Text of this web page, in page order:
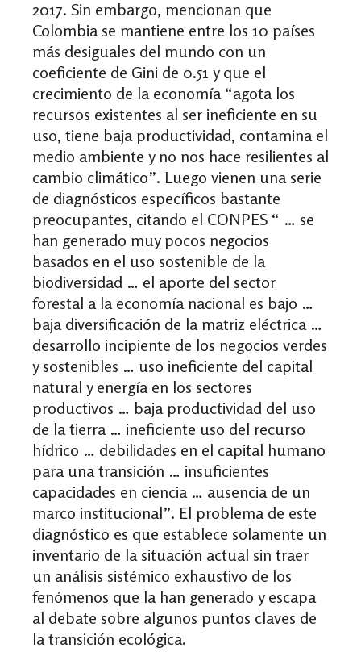
2017. Sin embargo, mencionan que
Colombia se mantiene entre los 10 países
más desiguales del mundo con un
coeficiente de Gini de 0.51 y que el
crecimiento de la economía “agota los
recursos existentes al ser ineficiente en su
uso, tiene baja productividad, contamina el
medio ambiente y no nos hace resilientes al
cambio climático”. Luego vienen una serie
de diagnósticos específicos bastante
preocupantes, citando el CONPES “ … se
han generado muy pocos negocios
basados en el uso sostenible de la
biodiversidad … el aporte del sector
forestal a la economía nacional es bajo …
baja diversificación de la matriz eléctrica …
desarrollo incipiente de los negocios verdes
y sostenibles … uso ineficiente del capital
natural y energía en los sectores
productivos … baja productividad del uso
de la tierra … ineficiente uso del recurso
hídrico … debilidades en el capital humano
para una transición … insuficientes
capacidades en ciencia … ausencia de un
marco institucional”. El problema de este
diagnóstico es que establece solamente un
inventario de la situación actual sin traer
un análisis sistémico exhaustivo de los
fenómenos que la han generado y escapa
al debate sobre algunos puntos claves de
la transición ecológica.